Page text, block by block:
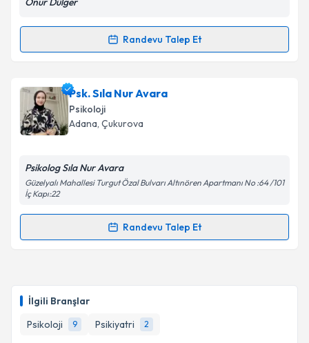
İlgili Branşlar
Psikoloji
9 Psikiyatri 2
Kişisel verilerimin işlenmesine ilişkin
kapsamda işlenmesini kabul ediyorum.
Randevu Talep Et
Randevu Takvimi Talebi
Psk. Onur Dülgeriçin randevu takvimi talebi
oluşturun. Size bu uzmandan randevu almanız için bir
takvim hazırlandığında e-posta ile bilgilendireceğiz.
Kişisel verilerimin işlenmesine ilişkinAydınlatma
'ni okudum ve kişisel verilerimin belirtilen
kapsamda işlenmesini kabul ediyorum.
Takvim Talebini Gönder
Psk. Sıla Nur Avara
Psikoloji
Adana, Çukurova
Psikolog Sıla Nur Avara
Güzelyalı Mahallesi Turgut Özal Bulvarı Altınören Apartmanı No :64 /101
İç Kapı:22
Randevu Talep Et
Randevu Takvimi Talebi
takvim hazırlandığında e-posta ile bilgilendireceğiz.
E-posta Adresiniz